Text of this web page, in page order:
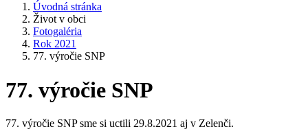
Úvodná stránka
Život v obci
Fotogaléria
Rok 2021
77. výročie SNP
77. výročie SNP
77. výročie SNP sme si uctili 29.8.2021 aj v Zelenči.